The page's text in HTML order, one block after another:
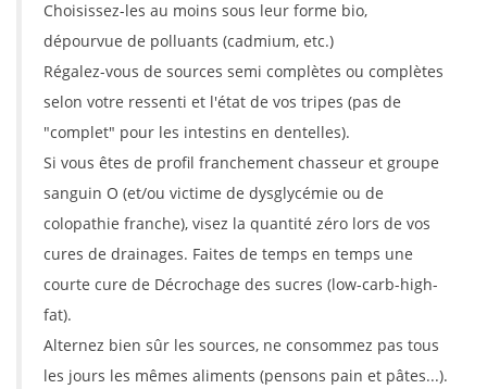
Choisissez-les au moins sous leur forme bio,
dépourvue de polluants (cadmium, etc.)
Régalez-vous de sources semi complètes ou complètes
selon votre ressenti et l'état de vos tripes (pas de
"complet" pour les intestins en dentelles).
Si vous êtes de profil franchement chasseur et groupe
sanguin O (et/ou victime de dysglycémie ou de
colopathie franche), visez la quantité zéro lors de vos
cures de drainages. Faites de temps en temps une
courte cure de Décrochage des sucres (low-carb-high-
fat).
Alternez bien sûr les sources, ne consommez pas tous
les jours les mêmes aliments (pensons pain et pâtes...).